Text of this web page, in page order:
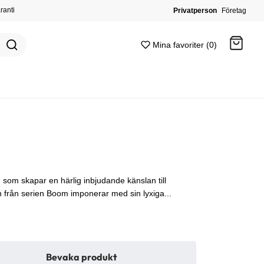
Privatperson Företag
Mina favoriter (0)
skapar en härlig inbjudande känslan till
serien Boom imponerar med sin lyxiga...
Bevaka produkt